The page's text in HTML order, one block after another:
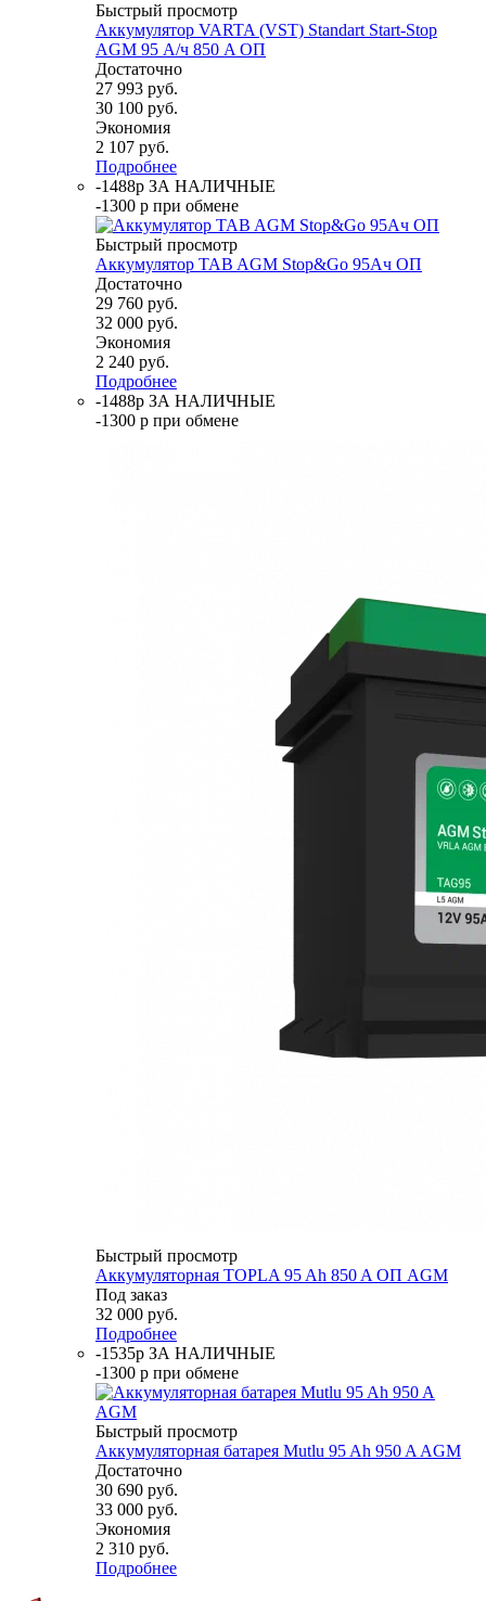
Быстрый просмотр
Аккумулятор VARTA (VST) Standart Start-Stop
AGM 95 А/ч 850 A ОП
Достаточно
27 993 руб.
30 100 руб.
Экономия
2 107 руб.
Подробнее
-1488р ЗА НАЛИЧНЫЕ
-1300 р при обмене
Быстрый просмотр
Аккумулятор TAB AGM Stop&Go 95Ач ОП
Достаточно
29 760 руб.
32 000 руб.
Экономия
2 240 руб.
Подробнее
-1488р ЗА НАЛИЧНЫЕ
-1300 р при обмене
Быстрый просмотр
Аккумуляторная TOPLA 95 Ah 850 A ОП AGM
Под заказ
32 000 руб.
Подробнее
-1535р ЗА НАЛИЧНЫЕ
-1300 р при обмене
Быстрый просмотр
Аккумуляторная батарея Mutlu 95 Ah 950 A AGM
Достаточно
30 690 руб.
33 000 руб.
Экономия
2 310 руб.
Подробнее